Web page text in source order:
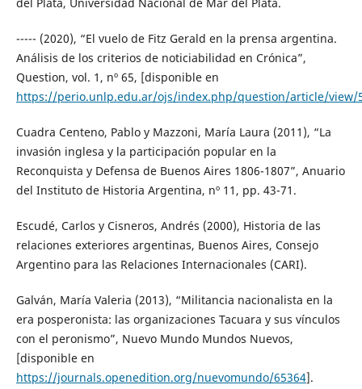
----- (2020), “El vuelo de Fitz Gerald en la prensa argentina.
Análisis de los criterios de noticiabilidad en Crónica”,
Question, vol. 1, nº 65, [disponible en
https://perio.unlp.edu.ar/ojs/index.php/question/article/view/
Cuadra Centeno, Pablo y Mazzoni, María Laura (2011), “La
invasión inglesa y la participación popular en la
Reconquista y Defensa de Buenos Aires 1806-1807”, Anuario
del Instituto de Historia Argentina, nº 11, pp. 43-71.
Escudé, Carlos y Cisneros, Andrés (2000), Historia de las
relaciones exteriores argentinas, Buenos Aires, Consejo
Argentino para las Relaciones Internacionales (CARI).
Galván, María Valeria (2013), “Militancia nacionalista en la
era posperonista: las organizaciones Tacuara y sus vínculos
con el peronismo”, Nuevo Mundo Mundos Nuevos,
[disponible en
https://journals.openedition.org/nuevomundo/65364].